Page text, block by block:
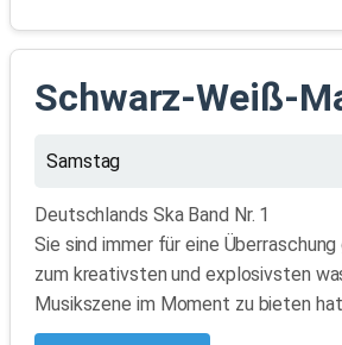
Schwarz-Weiß-
Samstag
Deutschlands Ska Band Nr. 1
Sie sind immer für eine
zum kreativsten und explosivsten
Musikszene im Moment zu bieten